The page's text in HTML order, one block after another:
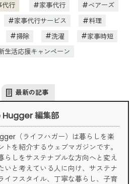
代行 家事代行
ベアーズ
家事代行サービス
料理
掃除 洗濯
家事時短
生活応援キャンペーン
最新の記事
Hugger 編集部
（ライフハガー）は暮らしを楽
トを紹介するウェブマガジンです。
らしをサステナブルな方向へと変え
いと考えている人に向け、サステナ
イフスタイル、丁寧な暮らし、子育